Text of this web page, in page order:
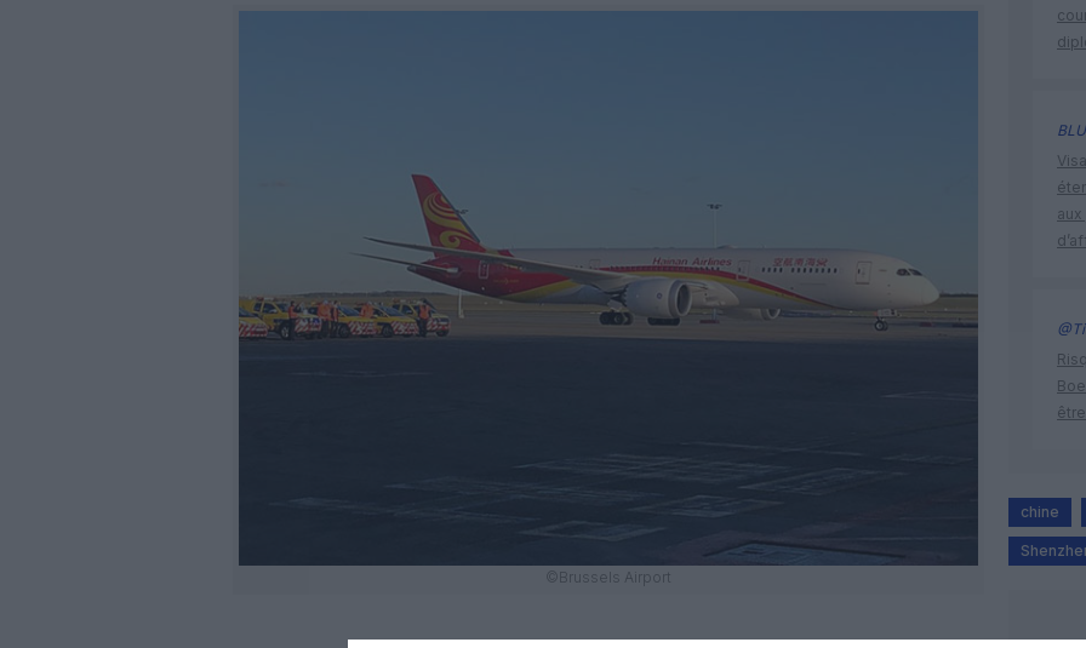
©Brussels Airport
chine